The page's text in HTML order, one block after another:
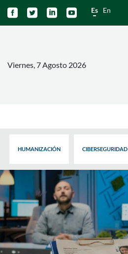
    Es En
Viernes, 7 Agosto 2026
HUMANIZACIÓN CIBERSEGURIDAD